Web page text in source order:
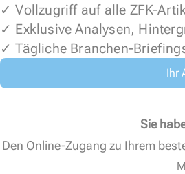
✓ Vollzugriff auf alle ZFK-
✓ Exklusive Analysen,
✓ Tägliche Branchen-
Ihr
Sie
Den Online-Zugang zu Ihrem